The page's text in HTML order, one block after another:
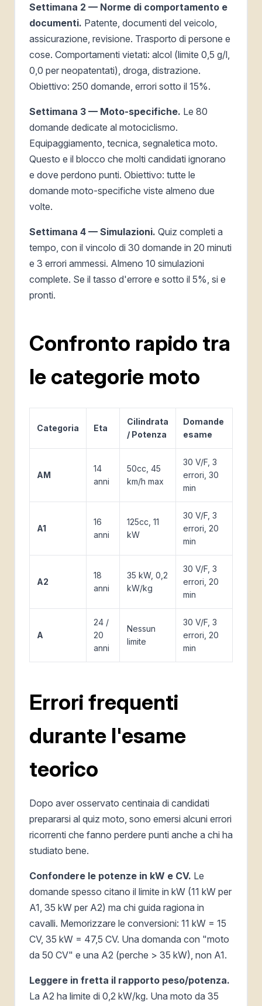
Settimana 2 — Norme di comportamento e
documenti. Patente, documenti del veicolo,
assicurazione, revisione. Trasporto di persone e
cose. Comportamenti vietati: alcol (limite 0,5 g/l,
0,0 per neopatentati), droga, distrazione.
Obiettivo: 250 domande, errori sotto il 15%.
Settimana 3 — Moto-specifiche. Le 80
domande dedicate al motociclismo.
Equipaggiamento, tecnica, segnaletica moto.
Questo e il blocco che molti candidati ignorano
e dove perdono punti. Obiettivo: tutte le
domande moto-specifiche viste almeno due
volte.
Settimana 4 — Simulazioni. Quiz completi a
tempo, con il vincolo di 30 domande in 20 minuti
e 3 errori ammessi. Almeno 10 simulazioni
complete. Se il tasso d'errore e sotto il 5%, si e
pronti.
Confronto rapido tra
le categorie moto
Categoria Eta
Cilindrata
/ Potenza
Domande
esame
AM
14
anni
50cc, 45
km/h max
30 V/F, 3
errori, 30
min
A1
16
anni
125cc, 11
kW
30 V/F, 3
errori, 20
min
A2
18
anni
35 kW, 0,2
kW/kg
30 V/F, 3
errori, 20
min
A
24 /
20
anni
Nessun
limite
30 V/F, 3
errori, 20
min
Errori frequenti
durante l'esame
teorico
Dopo aver osservato centinaia di candidati
prepararsi al quiz moto, sono emersi alcuni errori
ricorrenti che fanno perdere punti anche a chi ha
studiato bene.
Confondere le potenze in kW e CV. Le
domande spesso citano il limite in kW (11 kW per
A1, 35 kW per A2) ma chi guida ragiona in
cavalli. Memorizzare le conversioni: 11 kW = 15
CV, 35 kW = 47,5 CV. Una domanda con "moto
da 50 CV" e una A2 (perche > 35 kW), non A1.
Leggere in fretta il rapporto peso/potenza.
La A2 ha limite di 0,2 kW/kg. Una moto da 35